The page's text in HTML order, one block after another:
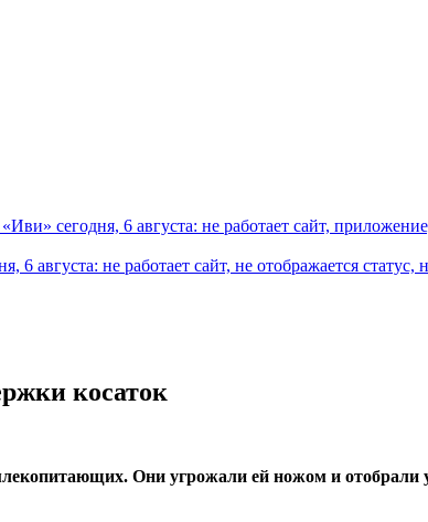
сегодня, 6 августа: не работает сайт,
6 августа: не работает сайт, не отображается статус,
косаток
Они угрожали ей ножом и